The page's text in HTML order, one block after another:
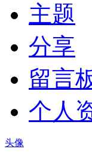
主题
分享
留言
个人
头像